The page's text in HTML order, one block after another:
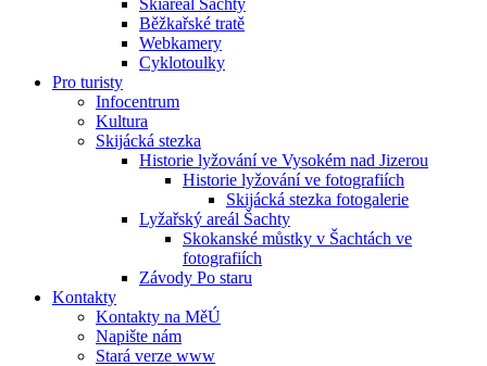
Skiareál Šachty
Běžkařské tratě
Webkamery
Cyklotoulky
Pro turisty
Infocentrum
Kultura
Skijácká stezka
Historie lyžování ve Vysokém nad Jizerou
Historie lyžování ve fotografiích
Skijácká stezka fotogalerie
Lyžařský areál Šachty
Skokanské můstky v Šachtách ve
fotografiích
Závody Po staru
Kontakty
Kontakty na MěÚ
Napište nám
Stará verze www